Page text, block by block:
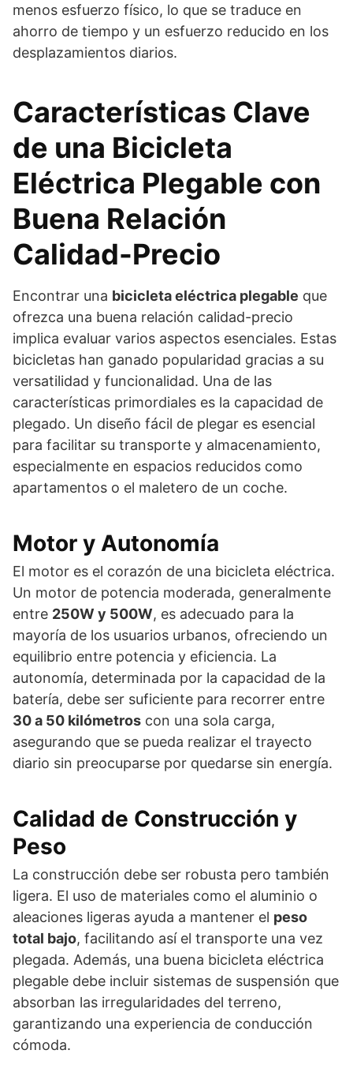
menos esfuerzo físico, lo que se traduce en
ahorro de tiempo y un esfuerzo reducido en los
desplazamientos diarios.
Características Clave
de una Bicicleta
Eléctrica Plegable con
Buena Relación
Calidad-Precio
Encontrar una bicicleta eléctrica plegable que
ofrezca una buena relación calidad-precio
implica evaluar varios aspectos esenciales. Estas
bicicletas han ganado popularidad gracias a su
versatilidad y funcionalidad. Una de las
características primordiales es la capacidad de
plegado. Un diseño fácil de plegar es esencial
para facilitar su transporte y almacenamiento,
especialmente en espacios reducidos como
apartamentos o el maletero de un coche.
Motor y Autonomía
El motor es el corazón de una bicicleta eléctrica.
Un motor de potencia moderada, generalmente
entre 250W y 500W, es adecuado para la
mayoría de los usuarios urbanos, ofreciendo un
equilibrio entre potencia y eficiencia. La
autonomía, determinada por la capacidad de la
batería, debe ser suficiente para recorrer entre
30 a 50 kilómetros con una sola carga,
asegurando que se pueda realizar el trayecto
diario sin preocuparse por quedarse sin energía.
Calidad de Construcción y
Peso
La construcción debe ser robusta pero también
ligera. El uso de materiales como el aluminio o
aleaciones ligeras ayuda a mantener el peso
total bajo, facilitando así el transporte una vez
plegada. Además, una buena bicicleta eléctrica
plegable debe incluir sistemas de suspensión que
absorban las irregularidades del terreno,
garantizando una experiencia de conducción
cómoda.